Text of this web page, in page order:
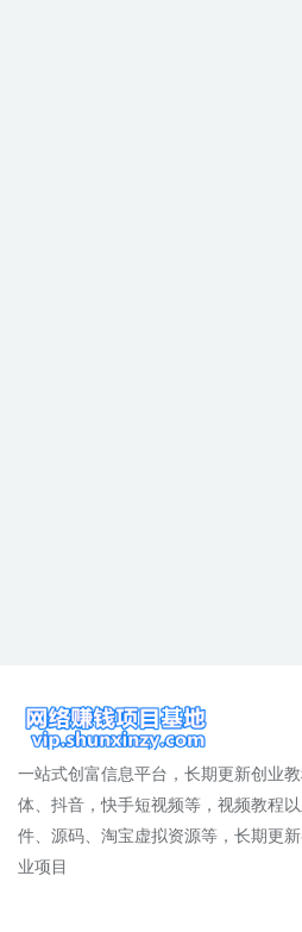
一站式创富信息平台，长期更新创业
体、抖音，快手短视频等，视频教程
件、源码、淘宝虚拟资源等，长期更
业项目